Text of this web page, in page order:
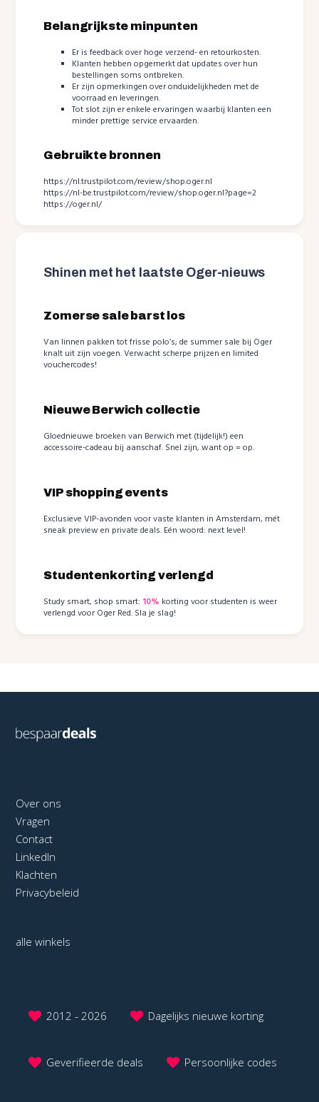
Belangrijkste minpunten
Er is feedback over hoge verzend- en retourkosten.
Klanten hebben opgemerkt dat updates over hun
bestellingen soms ontbreken.
Er zijn opmerkingen over onduidelijkheden met de
voorraad en leveringen.
Tot slot zijn er enkele ervaringen waarbij klanten een
minder prettige service ervaarden.
Gebruikte bronnen
https://nl.trustpilot.com/review/shop.oger.nl
https://nl-be.trustpilot.com/review/shop.oger.nl?page=2
https://oger.nl/
Shinen met het laatste Oger-nieuws
Zomerse sale barst los
Van linnen pakken tot frisse polo’s; de summer sale bij Oger
knalt uit zijn voegen. Verwacht scherpe prijzen en limited
vouchercodes!
Nieuwe Berwich collectie
Gloednieuwe broeken van Berwich met (tijdelijk!) een
accessoire-cadeau bij aanschaf. Snel zijn, want op = op.
VIP shopping events
Exclusieve VIP-avonden voor vaste klanten in Amsterdam, mét
sneak preview en private deals. Eén woord: next level!
Studentenkorting verlengd
Study smart, shop smart: 10% korting voor studenten is weer
verlengd voor Oger Red. Sla je slag!
Over ons
Vragen
Contact
LinkedIn
Klachten
Privacybeleid
alle winkels
2012 - 2026 Dagelijks nieuwe korting
Geverifieerde deals Persoonlijke codes